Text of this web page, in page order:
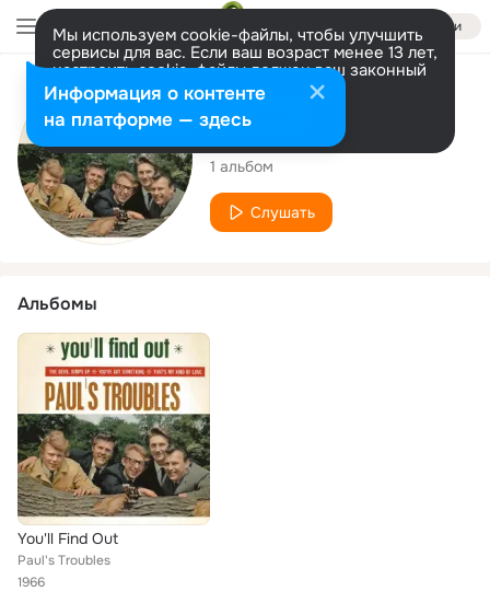
Войти
Мы используем cookie-файлы, чтобы улучшить
сервисы для вас. Если ваш возраст менее 13 лет,
настроить cookie-файлы должен ваш законный
представитель. Больше информации
Разрешить все Настроить
Исполнитель
Paul's Troubles
1 альбом
Слушать
Альбомы
You'll Find Out
Paul's Troubles
1966
Информация о контенте
на платформе — здесь